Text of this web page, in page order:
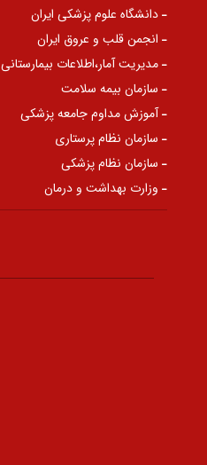
دانشگاه علوم پزشکی ایران
انجمن قلب و عروق ایران
مدیریت آمار،اطلاعات بیمارستانی
سازمان بیمه سلامت
آموزش مداوم جامعه پزشکی
سازمان نظام پرستاری
سازمان نظام پزشکی
وزارت بهداشت و درمان